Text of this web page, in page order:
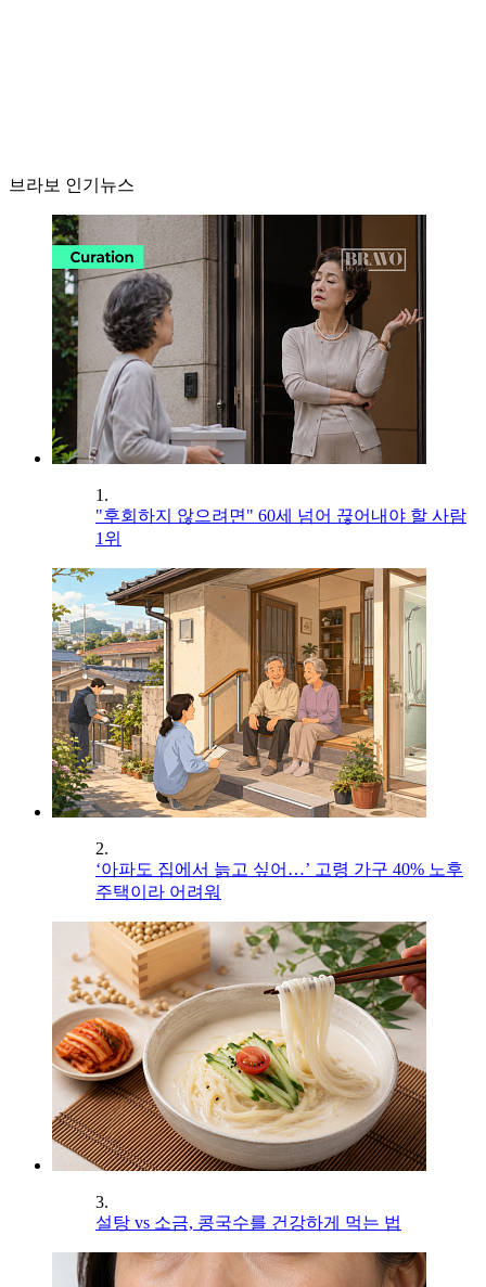
브라보 인기뉴스
1.
"후회하지 않으려면" 60세 넘어 끊어내야 할 사람
1위
2.
‘아파도 집에서 늙고 싶어…’ 고령 가구 40% 노후
주택이라 어려워
3.
설탕 vs 소금, 콩국수를 건강하게 먹는 법